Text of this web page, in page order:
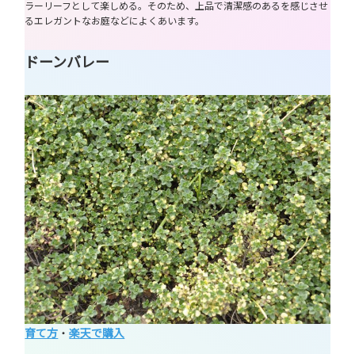
ラーリーフとして楽しめる。そのため、上品で清潔感のあるを感じさせ
るエレガントなお庭などによくあいます。
ドーンバレー
育て方 ・楽天で購入